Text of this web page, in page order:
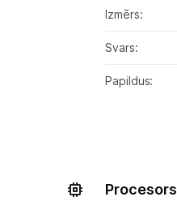
Izmērs:
Svars:
Papildus:
Procesors